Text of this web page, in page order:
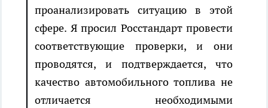
проанализировать ситуацию в этой
сфере. Я просил Росстандарт провести
соответствующие проверки, и они
проводятся, и подтверждается, что
качество автомобильного топлива не
отличается необходимыми